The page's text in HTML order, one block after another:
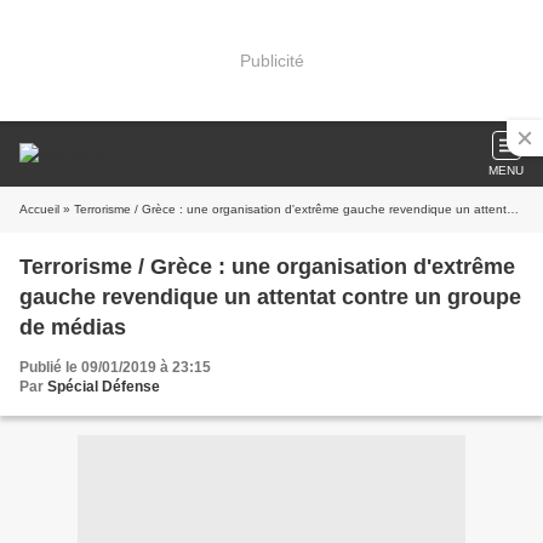
Publicité
MENU
Accueil » Terrorisme / Grèce : une organisation d'extrême gauche revendique un attentat contre un groupe de médias
Terrorisme / Grèce : une organisation d'extrême
gauche revendique un attentat contre un groupe
de médias
Publié le 09/01/2019 à 23:15
Par Spécial Défense